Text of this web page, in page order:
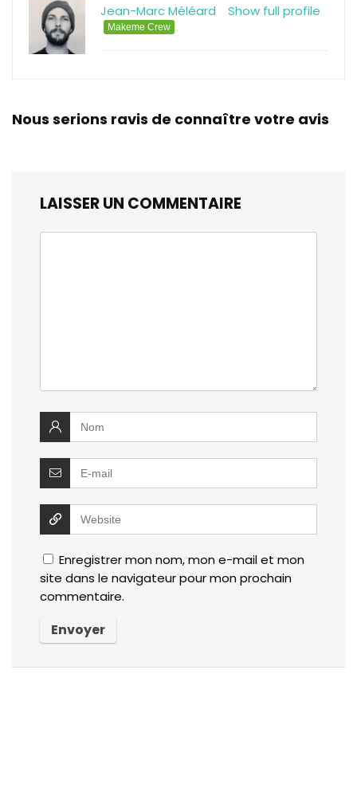
Show full profile
Jean-Marc Méléard
Makeme Crew
Nous serions ravis de connaître votre avis
LAISSER UN COMMENTAIRE
Enregistrer mon nom, mon e-mail et mon
site dans le navigateur pour mon prochain
commentaire.